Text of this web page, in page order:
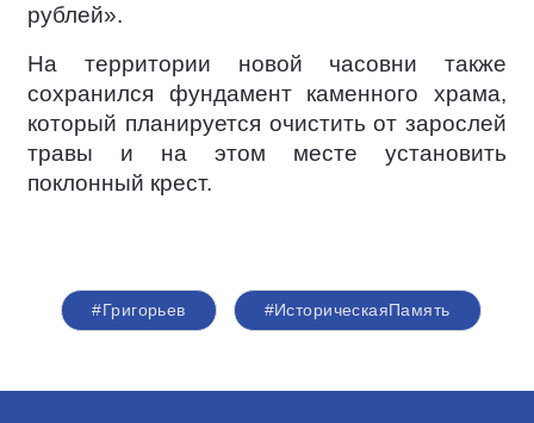
рублей».
На территории новой часовни также
сохранился фундамент каменного храма,
который планируется очистить от зарослей
травы и на этом месте установить
поклонный крест.
#Григорьев #ИсторическаяПамять